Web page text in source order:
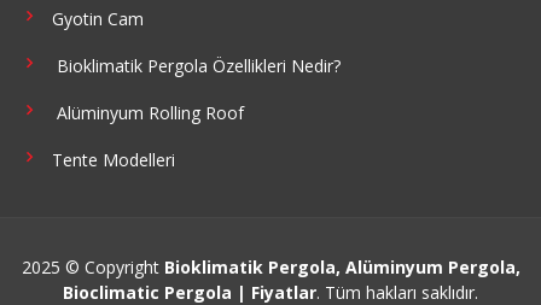
Gyotin Cam
Bioklimatik Pergola Özellikleri Nedir?
Alüminyum Rolling Roof
Tente Modelleri
2025 © Copyright Bioklimatik Pergola, Alüminyum Pergola,
Bioclimatic Pergola | Fiyatlar. Tüm hakları saklıdır.